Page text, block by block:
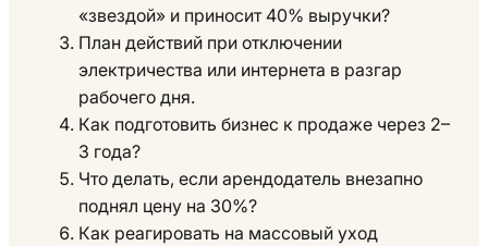
«звездой» и приносит 40% выручки?
План действий при отключении
электричества или интернета в разгар
рабочего дня.
Как подготовить бизнес к продаже через 2–
3 года?
Что делать, если арендодатель внезапно
поднял цену на 30%?
Как реагировать на массовый уход